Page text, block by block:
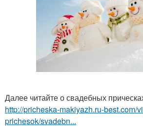
Далее читайте о свадебных
http://pricheska-makiyazh.ru-best.com/
prichesok/svadebn...